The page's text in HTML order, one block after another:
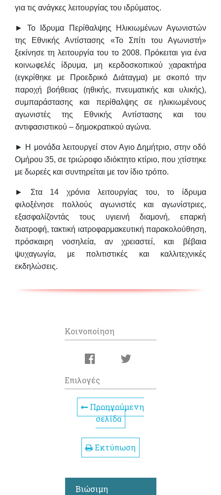
για τις ανάγκες λειτουργίας του ιδρύματος.
► Το Ιδρυμα Περίθαλψης Ηλικιωμένων Αγωνιστών
της Εθνικής Αντίστασης «Το Σπίτι του Αγωνιστή»
ξεκίνησε τη λειτουργία του το 2008. Πρόκειται για ένα
κοινωφελές ίδρυμα, μη κερδοσκοπικού χαρακτήρα
(εγκρίθηκε με Προεδρικό Διάταγμα) με σκοπό την
παροχή βοήθειας (ηθικής, πνευματικής και υλικής),
συμπαράστασης και περίθαλψης σε ηλικιωμένους
αγωνιστές της Εθνικής Αντίστασης και του
αντιφασιστικού – δημοκρατικού αγώνα.
► Η μονάδα λειτουργεί στον Αγιο Δημήτριο, στην οδό
Ομήρου 35, σε τριώροφο ιδιόκτητο κτίριο, που χτίστηκε
με δωρεές και συντηρείται με τον ίδιο τρόπο.
► Στα 14 χρόνια λειτουργίας του, το ίδρυμα
φιλοξένησε πολλούς αγωνιστές και αγωνίστριες,
εξασφαλίζοντάς τους υγιεινή διαμονή, επαρκή
διατροφή, τακτική ιατροφαρμακευτική παρακολούθηση,
πρόσκαιρη νοσηλεία, αν χρειαστεί, και βέβαια
ψυχαγωγία, με πολιτιστικές και καλλιτεχνικές
εκδηλώσεις.
Κοινοποίηση
Επιλογές
Προηγούμενη
σελίδα
Εκτύπωση
Βιώσιμη